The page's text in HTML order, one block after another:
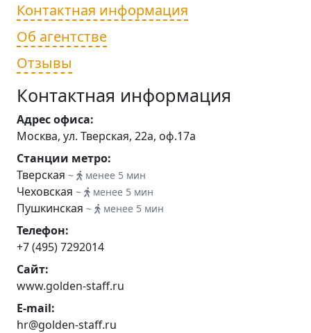
Контактная информация
Об агентстве
Отзывы
Контактная информация
Адрес офиса:
Москва, ул. Тверская, 22а, оф.17а
Станции метро:
Тверская ~ менее 5 мин
Чеховская ~ менее 5 мин
Пушкинская ~ менее 5 мин
Телефон:
+7 (495) 7292014
Сайт:
www.golden-staff.ru
E-mail:
hr@golden-staff.ru